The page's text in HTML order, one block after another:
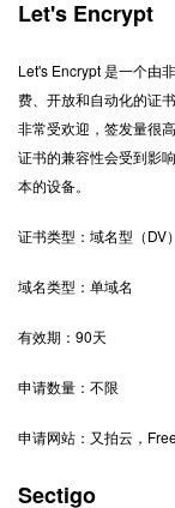
Let's Encrypt
Let's Encrypt是一个由
费、开放和自动化的证
非常受欢迎，签发量很
证书的兼容性会受到影
本的设备。
证书类型：域名型（DV）
域名类型：单域名
有效期： 90天
申请数量：不限
申请网站：又拍云，
Sectigo